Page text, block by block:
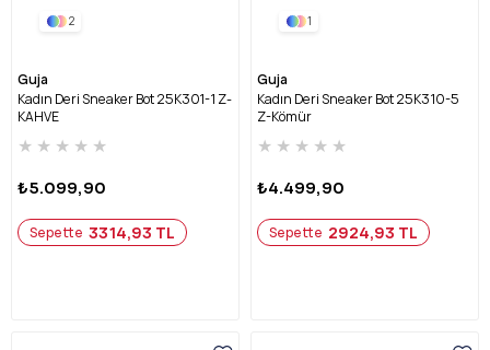
2
Guja
Kadın Deri Sneaker Bot 25K301-1 Z-
KAHVE
★ ★ ★ ★ ★
₺5.099,90
Sepette 3314,93 TL
1
Guja
Kadın Deri Sneaker Bot 25K310-5
Z-Kömür
★ ★ ★ ★ ★
₺4.499,90
Sepette 2924,93 TL